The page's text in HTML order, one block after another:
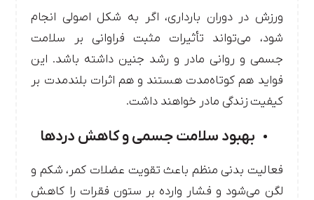
ورزش در دوران بارداری، اگر به شکل اصولی انجام
شود، می‌تواند تأثیرات مثبت فراوانی بر سلامت
جسمی و روانی مادر و رشد جنین داشته باشد. این
فواید هم کوتاه‌مدت هستند و هم اثرات بلندمدت بر
کیفیت زندگی مادر خواهند داشت.
بهبود سلامت جسمی و کاهش دردها
فعالیت بدنی منظم باعث تقویت عضلات کمر، شکم و
لگن می‌شود و فشار وارده بر ستون فقرات را کاهش